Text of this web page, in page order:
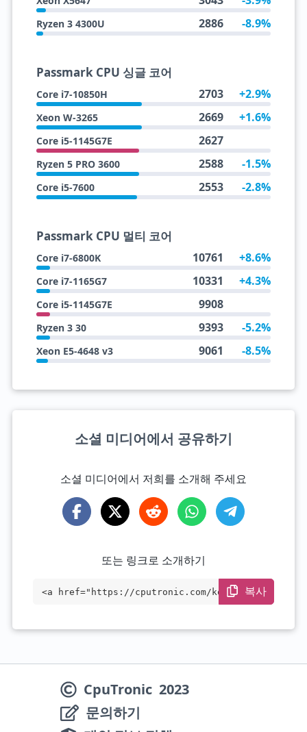
Ryzen 3 4300U 2886 -8.9%
Passmark CPU 싱글 코어
Core i7-10850H 2703 +2.9%
Xeon W-3265 2669 +1.6%
Core i5-1145G7E 2627
Ryzen 5 PRO 3600 2588 -1.5%
Core i5-7600 2553 -2.8%
Passmark CPU 멀티 코어
Core i7-6800K 10761 +8.6%
Core i7-1165G7 10331 +4.3%
Core i5-1145G7E 9908
Ryzen 3 30 9393 -5.2%
Xeon E5-4648 v3 9061 -8.5%
소셜 미디어에서 공유하기
소셜 미디어에서 저희를 소개해 주세요
또는 링크로 소개하기
<a href="https://cputronic.com/ko/cpu/in
복사
CpuTronic 2023
문의하기